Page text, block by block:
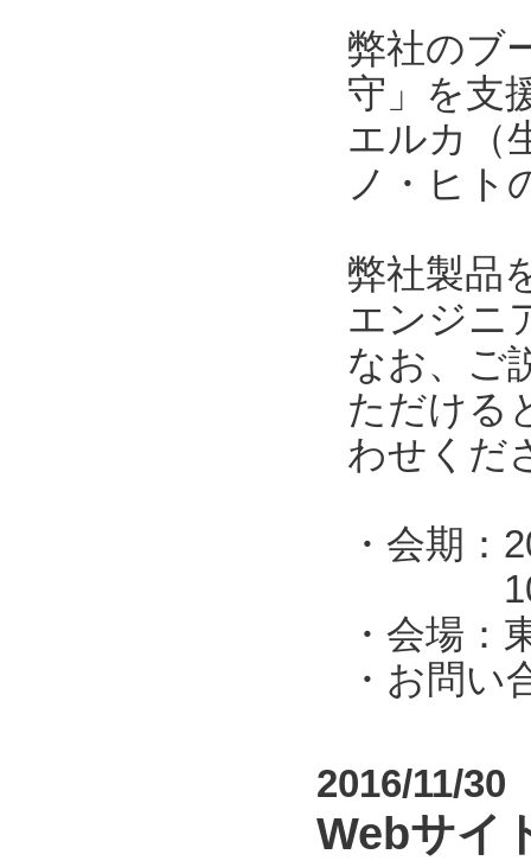
弊社のブ
守」を支
エルカ（
ノ・ヒト
弊社製品
エンジニ
なお、ご
ただける
わせくだ
・会期
10:00-
・会場
・お問
2016/11/30
Webサイ